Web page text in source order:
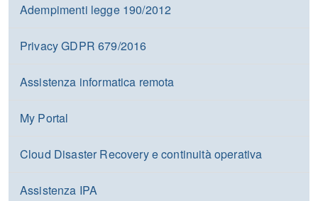
Adempimenti legge 190/2012
Privacy GDPR 679/2016
Assistenza informatica remota
My Portal
Cloud Disaster Recovery e continuità operativa
Assistenza IPA